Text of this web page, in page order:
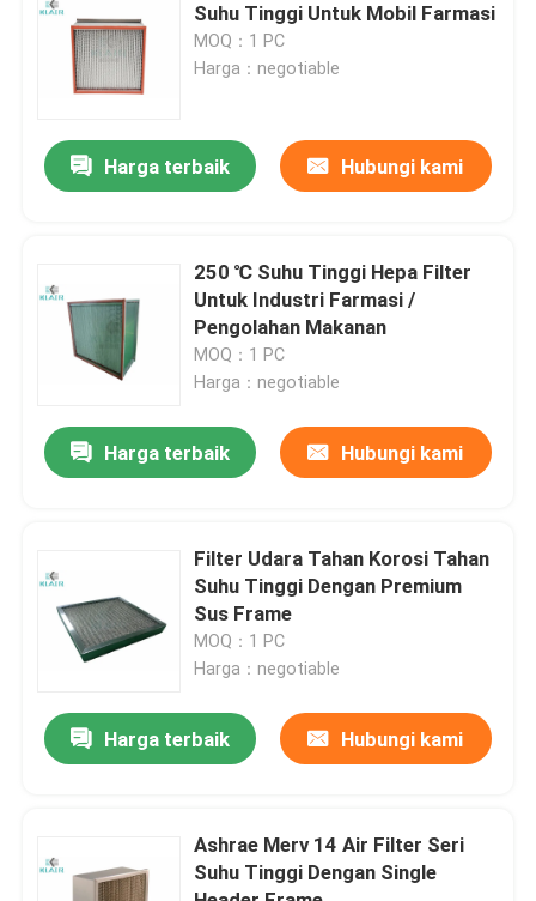
Produk
Tentang kami
Tur Pabrik
Hubungi kami
Permintaan Penawaran
Filter Bag Air
HEPA Filter udara
Suhu Tinggi Untuk Mobil Farmasi
MOQ：1 PC
Harga：negotiable
Harga terbaik Hubungi kami
250 ℃ Suhu Tinggi Hepa Filter
Untuk Industri Farmasi /
Pengolahan Makanan
MOQ：1 PC
Harga：negotiable
Harga terbaik Hubungi kami
Filter Udara Tahan Korosi Tahan
Suhu Tinggi Dengan Premium
Sus Frame
MOQ：1 PC
Harga：negotiable
Harga terbaik Hubungi kami
Ashrae Merv 14 Air Filter Seri
Suhu Tinggi Dengan Single